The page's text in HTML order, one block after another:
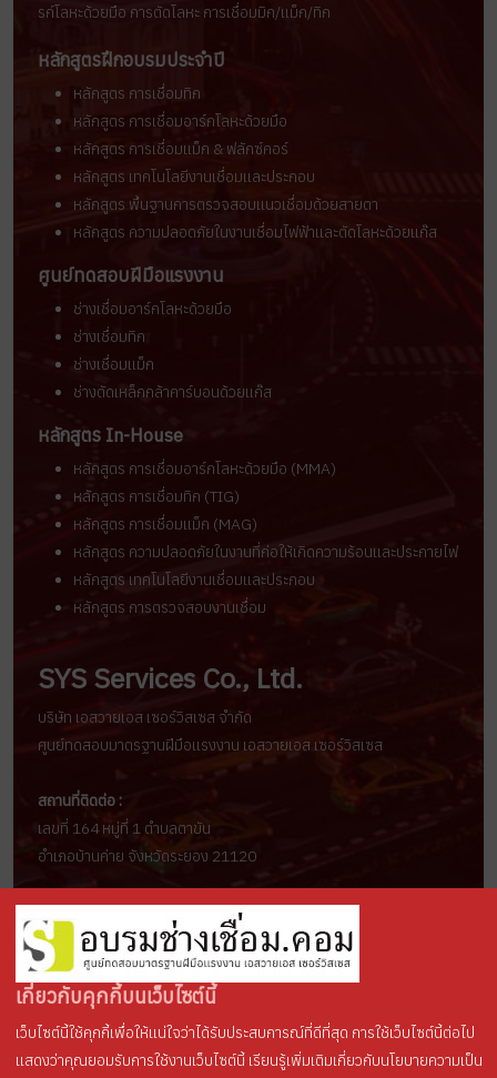
เกี่ยวกับคุกกี้บนเว็บไซต์นี้
เว็บไซต์นี้ใช้คุกกี้เพื่อให้แน่ใจว่าได้รับประสบการณ์ที่ดีที่สุด การใช้เว็บไซต์นี้ต่อไป
แสดงว่าคุณยอมรับการใช้งานเว็บไซต์นี้ เรียนรู้เพิ่มเติมเกี่ยวกับนโยบายความเป็น
รก์โลหะด้วยมือ การตัดโลหะ การเชื่อมมิก/เเม็ก/ทิก
หลักสูตรฝึกอบรมประจำปี
หลักสูตร การเชื่อมทิก
หลักสูตร การเชื่อมอาร์กโลหะด้วยมือ
หลักสูตร การเชื่อมแม็ก & ฟลักซ์คอร์
หลักสูตร เทคโนโลยีงานเชื่อมและประกอบ
หลักสูตร พื้นฐานการตรวจสอบแนวเชื่อมด้วยสายตา
หลักสูตร ความปลอดภัยในงานเชื่อมไฟฟ้าและตัดโลหะด้วยแก๊ส
ศูนย์ทดสอบฝีมือแรงงาน
ช่างเชื่อมอาร์กโลหะด้วยมือ
ช่างเชื่อมทิก
ช่างเชื่อมแม็ก
ช่างตัดเหล็กกล้าคาร์บอนด้วยแก๊ส
หลักสูตร In-House
หลักสูตร การเชื่อมอาร์กโลหะด้วยมือ (MMA)
หลักสูตร การเชื่อมทิก (TIG)
หลักสูตร การเชื่อมแม็ก (MAG)
หลักสูตร ความปลอดภัยในงานที่ก่อให้เกิดความร้อนและประกายไฟ
หลักสูตร เทคโนโลยีงานเชื่อมและประกอบ
หลักสูตร การตรวจสอบงานเชื่อม
SYS Services Co., Ltd.
บริษัท เอสวายเอส เซอร์วิสเซส จำกัด
ศูนย์ทดสอบมาตรฐานฝีมือแรงงาน เอสวายเอส เซอร์วิสเซส
สถานที่ติดต่อ :
เลขที่ 164 หมู่ที่ 1 ตำบลตาขัน
อำเภอบ้านค่าย จังหวัดระยอง 21120
ช่องทางการติดต่อ :
อีเมล์ :
sys.services2019@gmail.com
ติดต่อ : คุณศิริรัตน์ (มาย), โทร.094-671-1555
Line ID :sys-services
ลิขสิทธิ์ © 2569 ศูนย์ฝึกอบรมช่างเชื่อม . สงวนลิขสิทธิ์.